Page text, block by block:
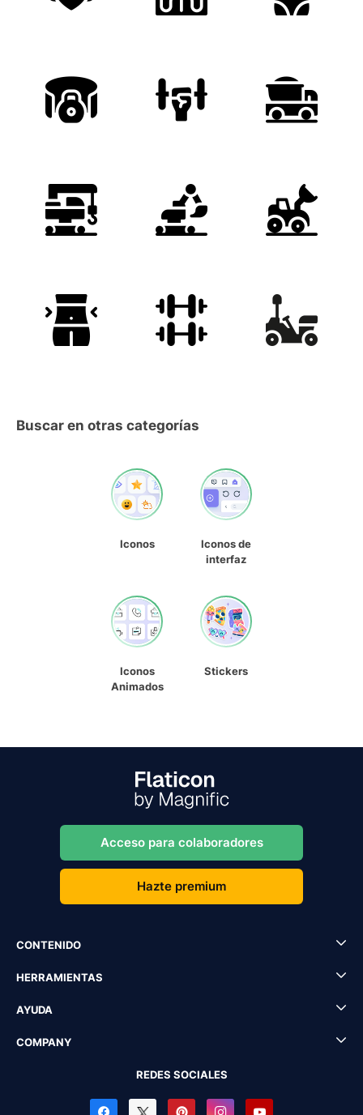
Buscar en otras categorías
Iconos
Iconos de
interfaz
Iconos
Animados
Stickers
Acceso para colaboradores
Hazte premium
CONTENIDO
HERRAMIENTAS
AYUDA
COMPANY
REDES SOCIALES